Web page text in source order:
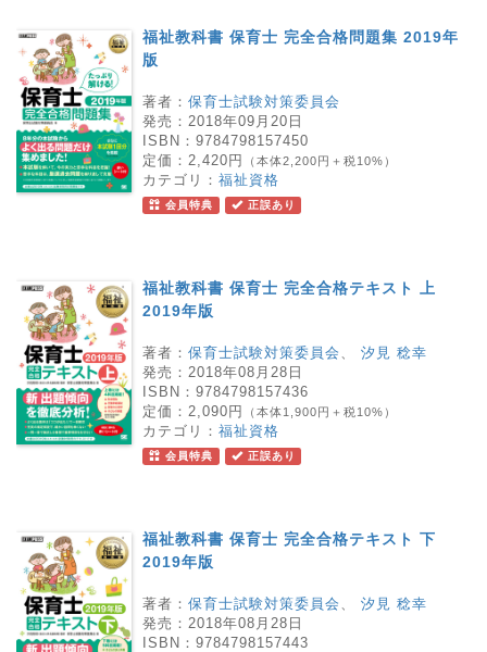
福祉教科書 保育士 完全合格問題集 2019年
版
著者： 保育士試験対策委員会
発売： 2018年09月20日
ISBN： 9784798157450
定価： 2,420円 （本体2,200円＋税10%）
カテゴリ： 福祉資格
会員特典 正誤あり
福祉教科書 保育士 完全合格テキスト 上
2019年版
著者： 保育士試験対策委員会
汐見 稔幸
発売： 2018年08月28日
ISBN： 9784798157436
定価： 2,090円 （本体1,900円＋税10%）
カテゴリ： 福祉資格
会員特典 正誤あり
福祉教科書 保育士 完全合格テキスト 下
2019年版
著者： 保育士試験対策委員会
汐見 稔幸
発売： 2018年08月28日
ISBN： 9784798157443